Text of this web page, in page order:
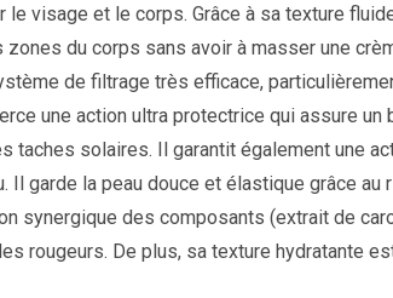
visage et le corps. Grâce à sa texture
du corps sans avoir à masser une
de filtrage très efficace,
une action ultra protectrice qui assure
solaires. Il garantit également une
garde la peau douce et élastique grâce au
synergique des composants (extrait de
rougeurs. De plus, sa texture hydratante